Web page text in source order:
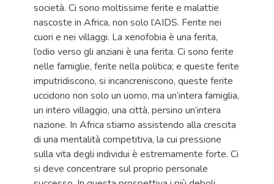
società. Ci sono moltissime ferite e malattie
nascoste in Africa, non solo l’AIDS. Ferite nei
cuori e nei villaggi. La xenofobia è una ferita,
l’odio verso gli anziani è una ferita. Ci sono ferite
nelle famiglie, ferite nella politica; e queste ferite
imputridiscono, si incancreniscono, queste ferite
uccidono non solo un uomo, ma un’intera famiglia,
un intero villaggio, una città, persino un’intera
nazione. In Africa stiamo assistendo alla crescita
di una mentalità competitiva, la cui pressione
sulla vita degli individui è estremamente forte. Ci
si deve concentrare sul proprio personale